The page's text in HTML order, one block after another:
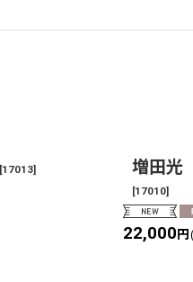
[17013] 増田光
[17010]
22,000円